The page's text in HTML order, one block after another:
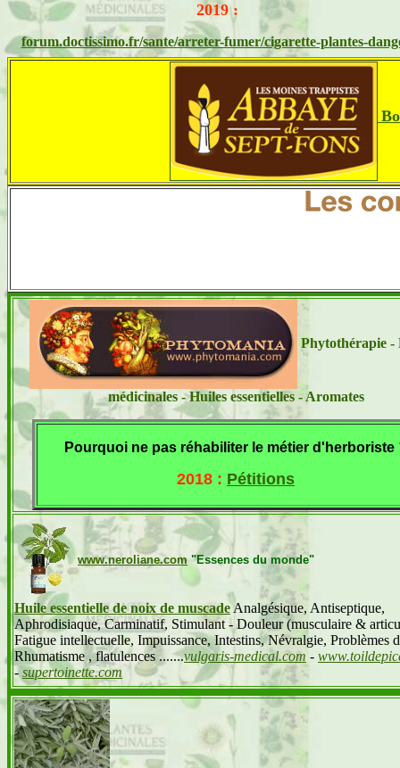
2019 :
forum.doctissimo.fr/sante/arreter-fumer/cigarette-plantes-
Phytothérapie -
médicinales - Huiles essentielles - Aromates
Pourquoi ne pas réhabiliter le métier d'herboriste
2018 : Pétitions
www.neroliane.com "Essences du monde"
Huile essentielle de noix de muscadeAnalgésique, Antiseptique,
Aphrodisiaque, Carminatif, Stimulant - Douleur (musculaire &
Fatigue intellectuelle, Impuissance, Intestins, Névralgie, Problèmes
Rhumatisme , flatulences .......vulgaris-medical.com -
- supertoinette.com